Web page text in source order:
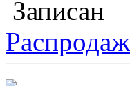
Записан